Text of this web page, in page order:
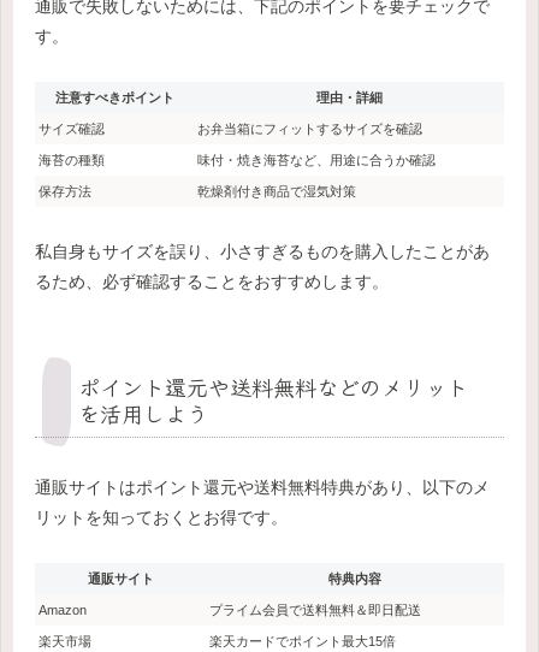
通販で失敗しないためには、下記のポイントを要チェックで
す。
注意すべきポイント 理由・詳細
サイズ確認 お弁当箱にフィットするサイズを確認
海苔の種類 味付・焼き海苔など、用途に合うか確認
保存方法 乾燥剤付き商品で湿気対策
私自身もサイズを誤り、小さすぎるものを購入したことがあ
るため、必ず確認することをおすすめします。
ポイント還元や送料無料などのメリット
を活用しよう
通販サイトはポイント還元や送料無料特典があり、以下のメ
リットを知っておくとお得です。
通販サイト 特典内容
Amazon プライム会員で送料無料＆即日配送
楽天市場 楽天カードでポイント最大15倍